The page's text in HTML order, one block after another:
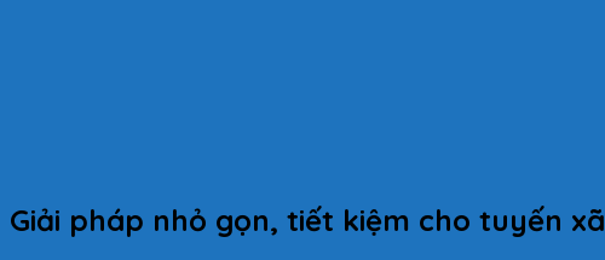
Giải pháp nhỏ gọn, tiết kiệm cho tuyến xã